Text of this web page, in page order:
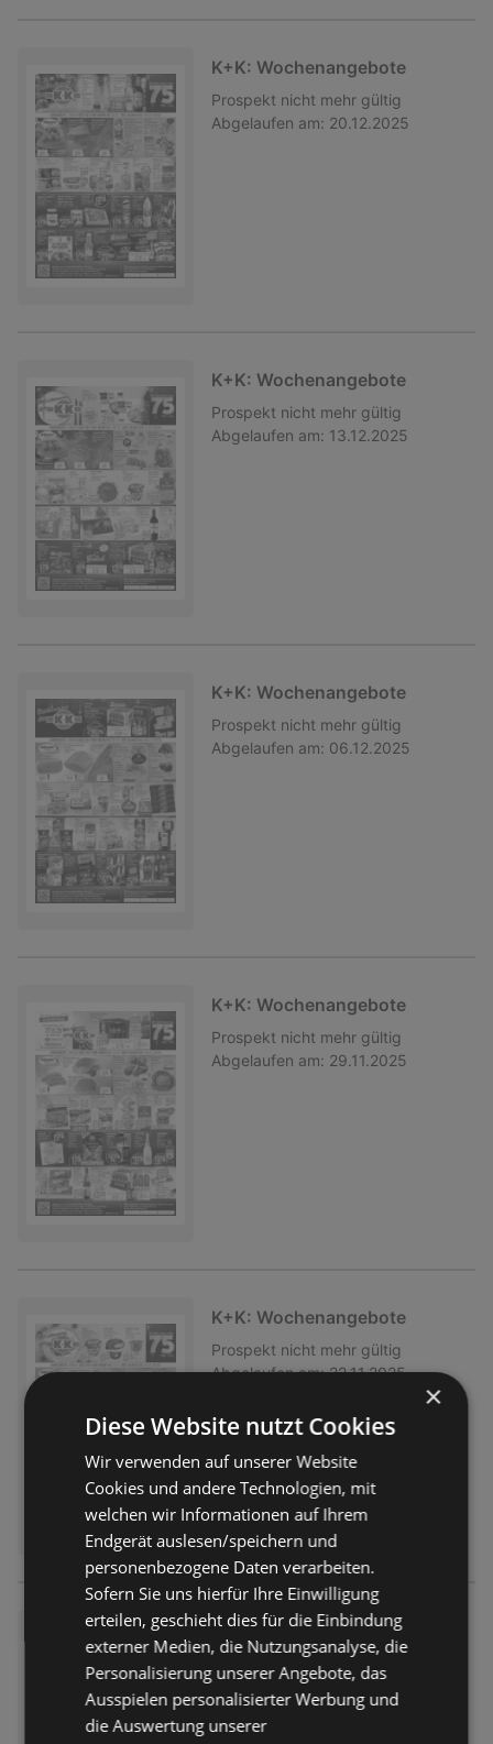
K+K: Wochenangebote
Prospekt nicht mehr gültig
Abgelaufen am: 20.12.2025
K+K: Wochenangebote
Prospekt nicht mehr gültig
Abgelaufen am: 13.12.2025
K+K: Wochenangebote
Prospekt nicht mehr gültig
Abgelaufen am: 06.12.2025
K+K: Wochenangebote
Prospekt nicht mehr gültig
Abgelaufen am: 29.11.2025
K+K: Wochenangebote
Prospekt nicht mehr gültig
Abgelaufen am: 22.11.2025
K+K: Wochenangebote
nicht mehr gültig
Abgelaufen am: 15.11.2025
×
Diese Website nutzt Cookies
Wir verwenden auf unserer Website
Cookies und andere Technologien, mit
welchen wir Informationen auf Ihrem
Endgerät auslesen/speichern und
personenbezogene Daten verarbeiten.
Sofern Sie uns hierfür Ihre Einwilligung
erteilen, geschieht dies für die Einbindung
externer Medien, die Nutzungsanalyse, die
Personalisierung unserer Angebote, das
Ausspielen personalisierter Werbung und
die Auswertung unserer